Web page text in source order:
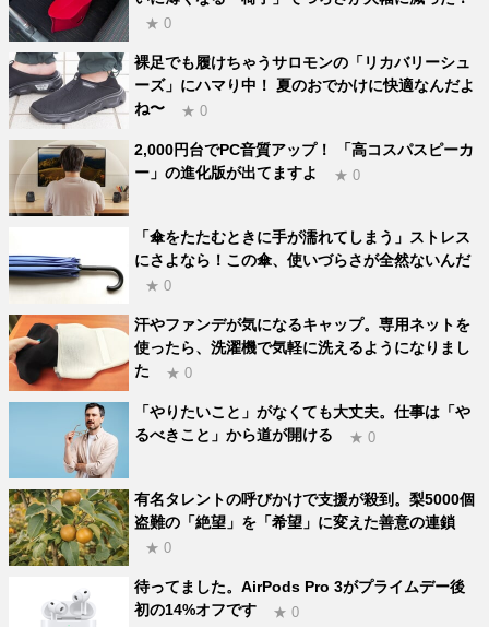
★ 0
裸足でも履けちゃうサロモンの「リカバリーシュ
ーズ」にハマり中！ 夏のおでかけに快適なんだよ
ね〜
★ 0
2,000円台でPC音質アップ！ 「高コスパスピーカ
ー」の進化版が出てますよ
★ 0
「傘をたたむときに手が濡れてしまう」ストレス
にさよなら！この傘、使いづらさが全然ないんだ
★ 0
汗やファンデが気になるキャップ。専用ネットを
使ったら、洗濯機で気軽に洗えるようになりまし
た
★ 0
「やりたいこと」がなくても大丈夫。仕事は「や
るべきこと」から道が開ける
★ 0
有名タレントの呼びかけで支援が殺到。梨5000個
盗難の「絶望」を「希望」に変えた善意の連鎖
★ 0
待ってました。AirPods Pro 3がプライムデー後
初の14%オフです
★ 0